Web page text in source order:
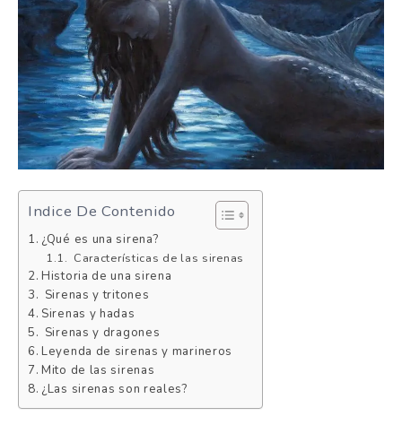
Indice De Contenido
¿Qué es una sirena?
Características de las sirenas
Historia de una sirena
Sirenas y tritones
Sirenas y hadas
Sirenas y dragones
Leyenda de sirenas y marineros
Mito de las sirenas
¿Las sirenas son reales?